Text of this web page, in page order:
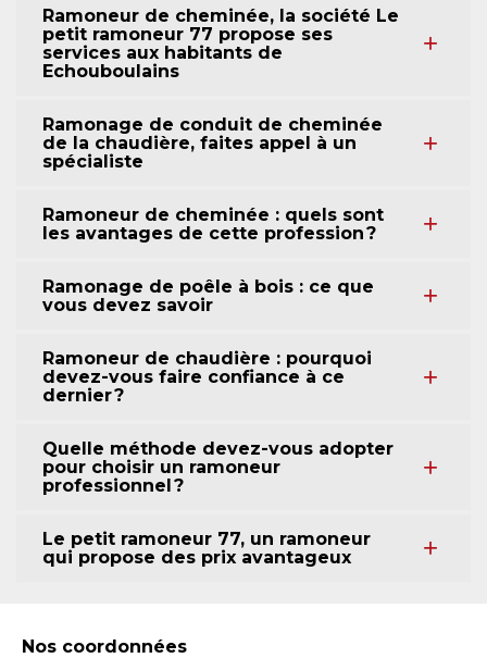
Ramoneur de cheminée, la société Le
petit ramoneur 77 propose ses
services aux habitants de
Echouboulains
Ramonage de conduit de cheminée
de la chaudière, faites appel à un
spécialiste
Ramoneur de cheminée : quels sont
les avantages de cette profession ?
Ramonage de poêle à bois : ce que
vous devez savoir
Ramoneur de chaudière : pourquoi
devez-vous faire confiance à ce
dernier ?
Quelle méthode devez-vous adopter
pour choisir un ramoneur
professionnel ?
Le petit ramoneur 77, un ramoneur
qui propose des prix avantageux
Nos coordonnées